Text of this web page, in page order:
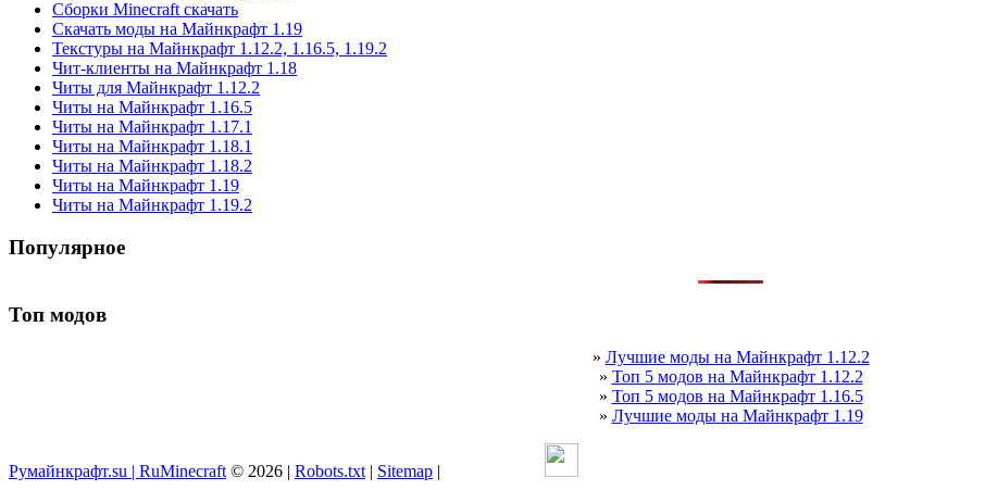
Сборки Minecraft скачать
Скачать моды на Майнкрафт 1.19
Текстуры на Майнкрафт 1.12.2, 1.16.5, 1.19.2
Чит-клиенты на Майнкрафт 1.18
Читы для Майнкрафт 1.12.2
Читы на Майнкрафт 1.16.5
Читы на Майнкрафт 1.17.1
Читы на Майнкрафт 1.18.1
Читы на Майнкрафт 1.18.2
Читы на Майнкрафт 1.19
Читы на Майнкрафт 1.19.2
Популярное
Топ модов
» Лучшие моды на Майнкрафт 1.12.2
» Топ 5 модов на Майнкрафт 1.12.2
» Топ 5 модов на Майнкрафт 1.16.5
» Лучшие моды на Майнкрафт 1.19
Румайнкрафт.su | RuMinecraft © 2026 | Robots.txt | Sitemap |